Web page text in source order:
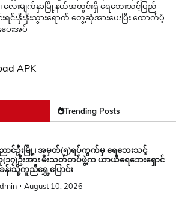
လေးမျက်နှာမြို့နယ်အတွင်းရှိ ရေဘေးသင့်ပြည်
းရင်းနှီးနှီးသွားရောက် တွေ့ဆုံအားပေးပြီး ထောက်ပံ့
ပေးအပ်
APK
Trending Posts
ာင်ဦးမြို့၊ အမှတ်(၅)ရပ်ကွက်မှ ရေဘေးသင့်
၁၇)ဦးအား မီးသတ်တပ်ဖွဲ့က ယာယီရေဘေးရှောင်
န်းသို့ကူညီရွှေ့ပြောင်း
August 10, 2026